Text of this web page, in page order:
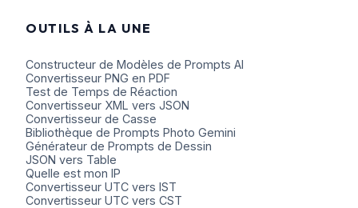
OUTILS À LA UNE
Constructeur de Modèles de Prompts AI
Convertisseur PNG en PDF
Test de Temps de Réaction
Convertisseur XML vers JSON
Convertisseur de Casse
Bibliothèque de Prompts Photo Gemini
Générateur de Prompts de Dessin
JSON vers Table
Quelle est mon IP
Convertisseur UTC vers IST
Convertisseur UTC vers CST